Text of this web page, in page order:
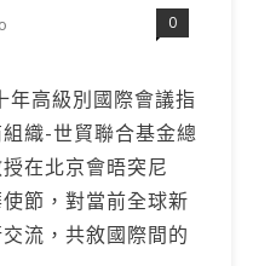
0
年高級別國際會議指
織-世貿聯合基金總
在北京會晤突尼
節，對當前全球新
流，共敘國際間的